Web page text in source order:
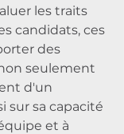
les traits
candidats, ces
des
seulement
d'un
sur sa capacité
et à